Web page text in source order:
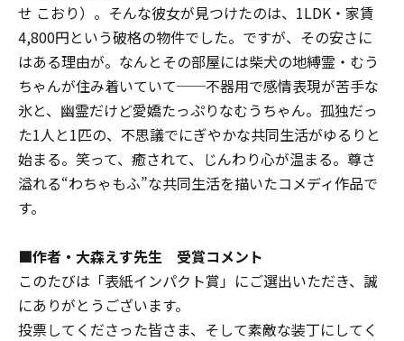
せ こおり）。そんな彼女が見つけたのは、1LDK・家賃
4,800円という破格の物件でした。ですが、その安さに
はある理由が。なんとその部屋には柴犬の地縛霊・むう
ちゃんが住み着いていて──不器用で感情表現が苦手な
氷と、幽霊だけど愛嬌たっぷりなむうちゃん。孤独だっ
た1人と1匹の、不思議でにぎやかな共同生活がゆるりと
始まる。笑って、癒されて、じんわり心が温まる。尊さ
溢れる“わちゃもふ”な共同生活を描いたコメディ作品で
す。
■作者・大森えす先生 受賞コメント
このたびは「表紙インパクト賞」にご選出いただき、誠
にありがとうございます。
投票してくださった皆さま、そして素敵な装丁にしてく